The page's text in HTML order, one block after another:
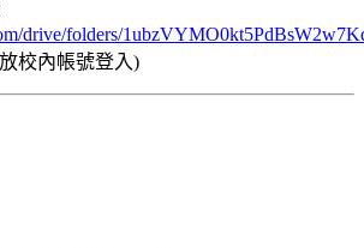
drive/folders/
校內帳號登入)